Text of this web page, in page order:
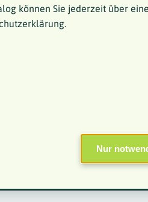
können Sie jederzeit über
Nur